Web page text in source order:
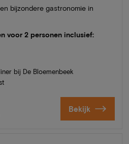
bijzondere gastronomie in
voor 2 personen inclusief:
bij De Bloemenbeek
Bekijk